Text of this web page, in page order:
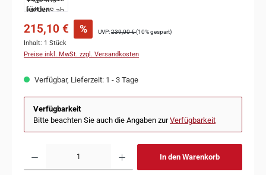
215,10 € % UVP:239,00 €(10% gespart)
Inhalt: 1 Stück
Preise inkl. MwSt. zzgl. Versandkosten
Verfügbar, Lieferzeit: 1 - 3 Tage
Verfügbarkeit
Bitte beachten Sie auch die Angaben zurVerfügbarkeit
In den Warenkorb